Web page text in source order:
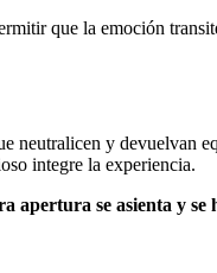
que la emoción
neutralicen y devuelvan
integre la experiencia.
apertura se asienta y se